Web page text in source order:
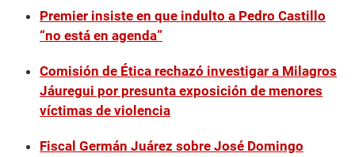
Premier insiste en que indulto a Pedro Castillo
“no está en agenda”
Comisión de Ética rechazó investigar a Milagros
Jáuregui por presunta exposición de menores
víctimas de violencia
Fiscal Germán Juárez sobre José Domingo